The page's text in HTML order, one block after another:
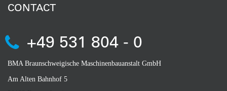
CONTACT
+49 531 804 - 0
BMA Braunschweigische Maschinenbauanstalt GmbH
Am Alten Bahnhof 5